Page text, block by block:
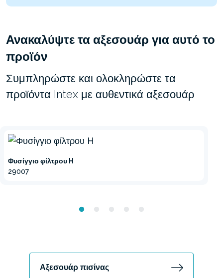
Ανακαλύψτε τα αξεσουάρ για αυτό το
προϊόν
Συμπληρώστε και ολοκληρώστε τα
προϊόντα Intex με αυθεντικά αξεσουάρ
Φυσίγγιο φίλτρου H
29007
Αξεσουάρ πισίνας